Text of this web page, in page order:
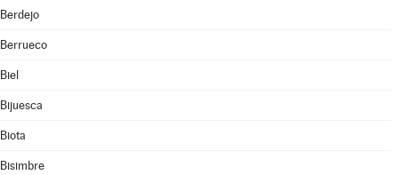
Berdejo
Berrueco
Biel
Bijuesca
Biota
Bisimbre